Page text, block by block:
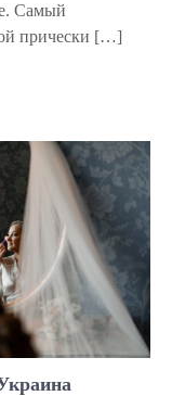
Самый
прически […]